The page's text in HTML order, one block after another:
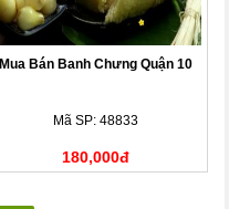
Mua Bán Banh Chưng Quận 10
Mã SP: 48833
180,000đ